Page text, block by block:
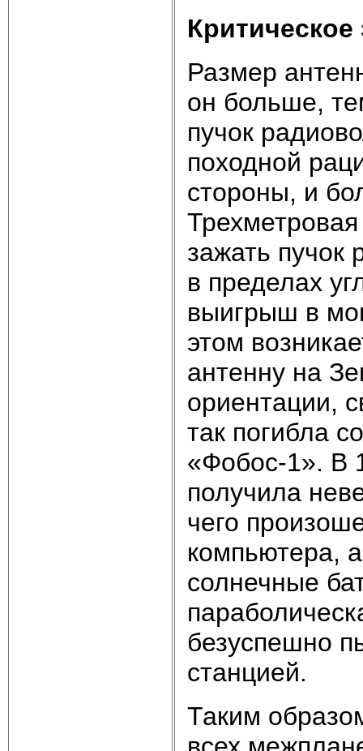
Критическое
Размер
он больше,
пучок
походной
стороны, и
зажать пучок
в пределах
выигрыш в
этом
антенну на
ориентации,
так погибла
«Фобос-1». В
получила
чего
компьютера,
солнечные
безуспешно
станцией.
Таким